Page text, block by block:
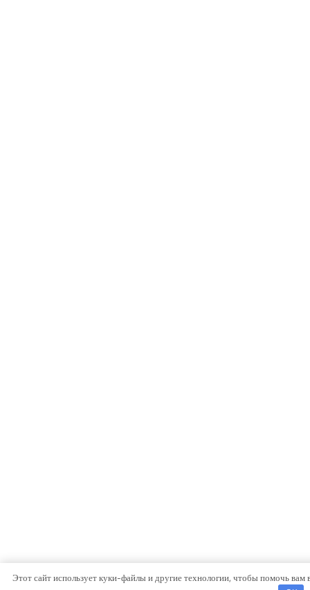
Этот сайт использует куки-файлы и другие технологии, чтобы помочь вам